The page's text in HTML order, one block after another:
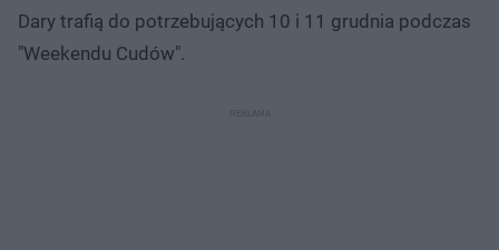
Dary trafią do potrzebujących 10 i 11 grudnia podczas
"Weekendu Cudów".